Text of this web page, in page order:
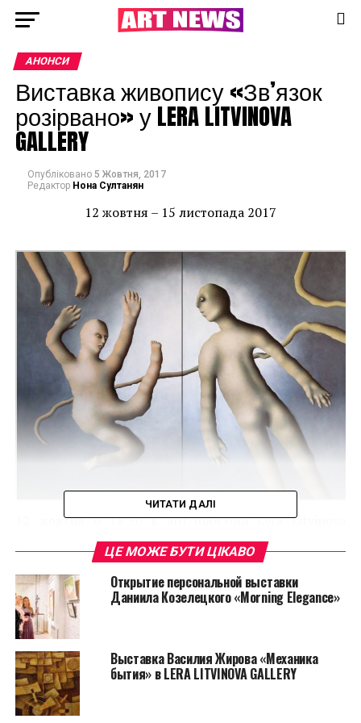
АНОНСИ
Виставка живопису «Зв’язок
розірвано» у LERA LITVINOVA
GALLERY
Опубліковано 5 Жовтня, 2017
Редактор Нона Султанян
12 жовтня – 15 листопада 2017
12 жовтня о 18:30 в арт-просторі Lera Litvinova
Gallery відбудеться відкриття персональної
виставки Олени Пронькіної«Зв’язок розірвано
Директор галереї та мистецтвознавець Леонора
Янко каже: «Теми, які піднімає авторка у новій серії,
крім того, що є актуальними у контексті існування
людини у сучасному цифровому просторі з його
впливом на комунікацію, заглиблюють нас у
питання, що поза часом – якості комунікації людини
у суспільстві, одвічні теми взаєморозуміння,
чуйності, емпатії».
ЧИТАТИ ДАЛІ
ЦЕ МОЖЕ БУТИ ЦІКАВО
Открытие персональной выставки
Даниила Козелецкого «Morning Elegance»
Выставка Василия Жирова «Механика
бытия» в LERA LITVINOVA GALLERY